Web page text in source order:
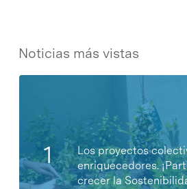
Noticias más vistas
Los proyectos
enriquecedores.
crecer la